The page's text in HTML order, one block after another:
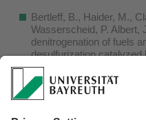
Bertleff, B., Haider, M.,
Wasserscheid, P.
denitrogenation of fuels
desulfurization
heteropolyacids and
& Fuels 34 (2020), 8099-
10.1021/